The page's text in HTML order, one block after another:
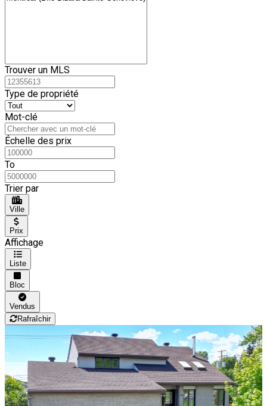
Trouver un MLS
Type de propriété
Mot-clé
Échelle des prix
To
Trier par
Ville
Prix
Affichage
Liste
Bloc
Vendus
Rafraîchir